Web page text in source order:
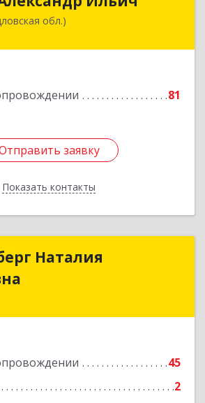
обл.)
81
заявку
Показать контакты
Свердловская обл, Кировград г,
заявку
Назад
Наталия
45
2
Файерберг Наталия
Подробнее